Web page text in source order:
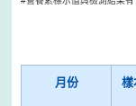
月份
樣